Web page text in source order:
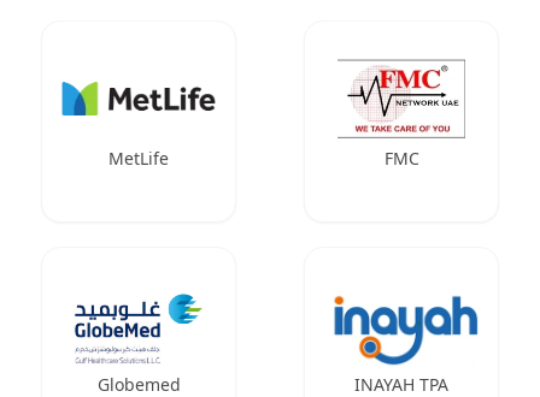
MetLife FMC
Globemed INAYAH TPA